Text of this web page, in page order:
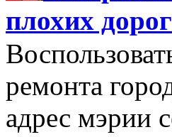
плохих дорог
ремонта
адрес мэрии